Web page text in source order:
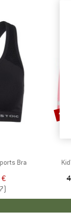
Bra
pris
€
)
Rabat
til